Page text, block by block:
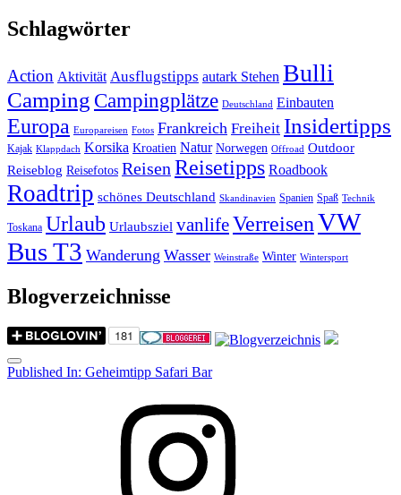
Schlagwörter
Action Aktivität Ausflugstipps autark Stehen Bulli
Camping Campingplätze Deutschland Einbauten
Europa Europareisen Fotos Frankreich Freiheit Insidertipps
Kajak Klappdach Korsika Kroatien Natur Norwegen Offroad Outdoor
Reiseblog Reisefotos ReisenReisetipps Roadbook
Roadtrip schönes Deutschland Skandinavien Spanien Spaß Technik
Toskana Urlaub Urlaubsziel vanlifeVerreisenVW
Bus T3 Wanderung Wasser Weinstraße Winter Wintersport
Blogverzeichnisse
Menu
Post
Published In: Geheimtipp Safari Bar